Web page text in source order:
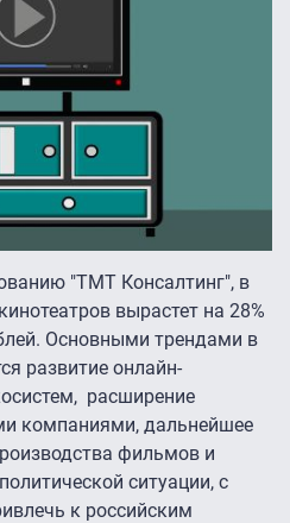
"ТМТ Консалтинг", в
вырастет на 28%
Основными трендами в
развитие онлайн-
расширение
компаниями, дальнейшее
фильмов и
ситуации, с
к российским